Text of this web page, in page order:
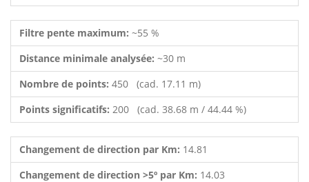
Filtre pente maximum: ~55 %
Distance minimale analysée: ~30 m
Nombre de points: 450 (cad. 17.11 m)
Points significatifs: 200 (cad. 38.68 m / 44.44 %)
Changement de direction par Km: 14.81
Changement de direction >5º par Km: 14.03